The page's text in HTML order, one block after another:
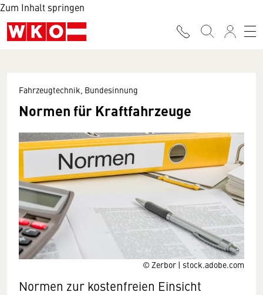
Zum Inhalt springen
© Zerbor | stock.adobe.com
Fahrzeugtechnik, Bundesinnung
Normen für Kraftfahrzeuge
Normen zur kostenfreien Einsicht